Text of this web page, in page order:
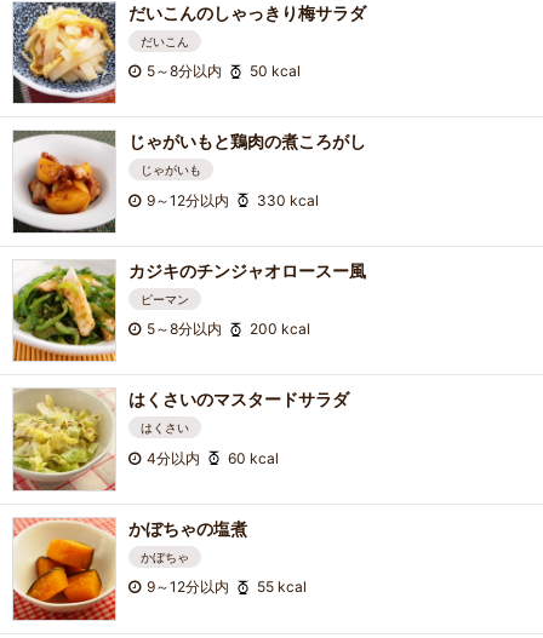
だいこんのしゃっきり梅サラダ
だいこん
5～8分以内 50 kcal
じゃがいもと鶏肉の煮ころがし
じゃがいも
9～12分以内 330 kcal
カジキのチンジャオロースー風
ピーマン
5～8分以内 200 kcal
はくさいのマスタードサラダ
はくさい
4分以内 60 kcal
かぼちゃの塩煮
かぼちゃ
9～12分以内 55 kcal